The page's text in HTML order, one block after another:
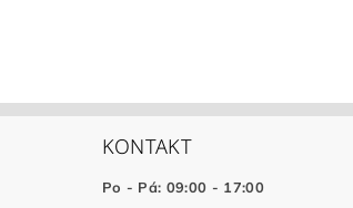
KONTAKT
Po - Pá: 09:00 - 17:00